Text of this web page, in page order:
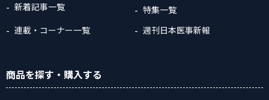
新着記事一覧
特集一覧
連載・コーナー一覧
週刊日本医事新報
商品を探す ・購入する